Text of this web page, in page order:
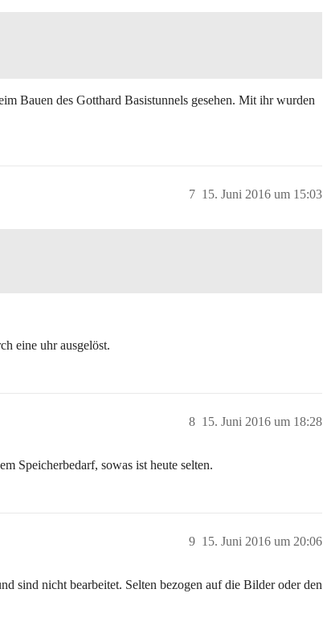
Bauen des Gotthard Basistunnels gesehen. Mit ihr wurden
15. Juni 2016 um 15:03
7
eine uhr ausgelöst.
15. Juni 2016 um 18:28
8
Speicherbedarf, sowas ist heute selten.
15. Juni 2016 um 20:06
9
sind nicht bearbeitet. Selten bezogen auf die Bilder oder den